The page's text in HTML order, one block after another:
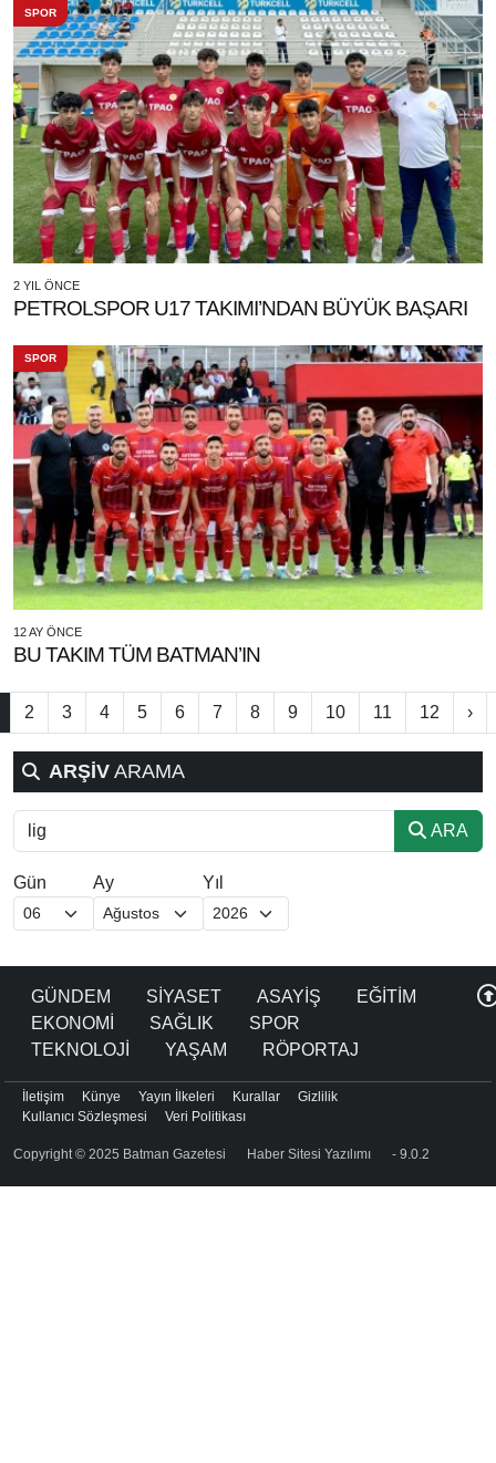
SPOR
2 YIL ÖNCE
PETROLSPOR U17 TAKIMI’NDAN BÜYÜK BAŞARI
SPOR
12 AY ÖNCE
BU TAKIM TÜM BATMAN’IN
2 3 4 5 6 7 8 9 10 11 12 ›
ARŞİV ARAMA
ARA
Gün Ay Yıl
GÜNDEM SİYASET ASAYİŞ
EĞİTİM
EKONOMİ
SAĞLIK
SPOR
TEKNOLOJİ
YAŞAM RÖPORTAJ
Copyright © 2025 Batman Gazetesi Haber Sitesi Yazılımı - 9.0.2
İletişim Künye Yayın İlkeleri Kurallar
Gizlilik
Kullanıcı Sözleşmesi
Veri Politikası